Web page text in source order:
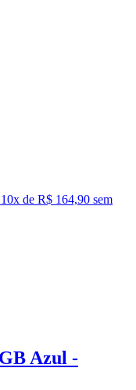
10x de R$ 164,90 sem
Azul -